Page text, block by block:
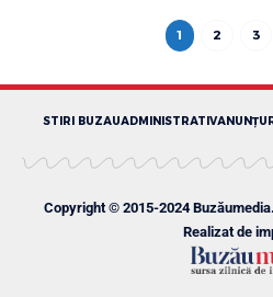
1 2 3
STIRI BUZAUADMINISTRATIV
Copyright © 2015-2024
Realizat de